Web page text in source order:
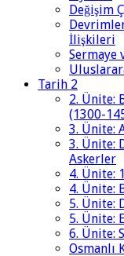
Değişim
İlişkileri
Sermaye
Tarih 2
2. Ünite:
(1300-
3. Ünite:
3. Ünite:
Askerler
4. Ünite:
4. Ünite:
5. Ünite:
5. Ünite:
6. Ünite:
Osmanlı